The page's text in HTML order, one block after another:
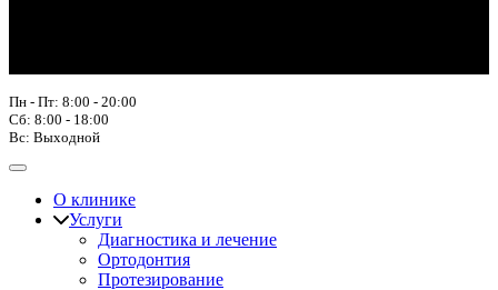
Пн - Пт: 8:00 - 20:00
Сб: 8:00 - 18:00
Вс: Выходной
О клинике
Услуги
Диагностика и лечение
Ортодонтия
Протезирование